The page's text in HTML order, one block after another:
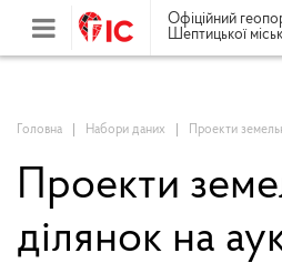
Офіційний
Шептицької
Головна Набори даних Проекти
Проекти
ділянок на